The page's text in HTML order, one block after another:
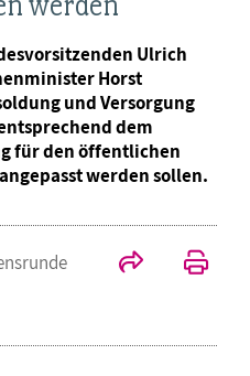
Ulrich
Horst
und Versorgung
dem
für den öffentlichen
werden sollen.